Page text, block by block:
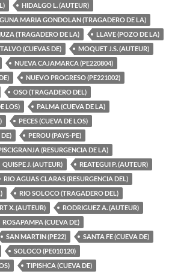
HIDALGO L. (AUTEUR)
MARIA GONDOLAN (TRAGADERO DE LA)
(TRAGADERO DE LA)
LLAVE (POZO DE LA)
(CUEVAS DE)
MOQUET J.S. (AUTEUR)
NUEVA CAJAMARCA (PE220804)
NUEVO PROGRESO (PE221002)
OSO (TRAGADERO DEL)
LOS)
PALMA (CUEVA DE LA)
PECES (CUEVA DE LOS)
PEROU (PAYS-PE)
(RESURGENCIA DE LA)
QUISPE J. (AUTEUR)
REATEGUI P. (AUTEUR)
RIO AGUAS CLARAS (RESURGENCIA DEL)
RIO SOLOCO (TRAGADERO DEL)
X. (AUTEUR)
RODRIGUEZ A. (AUTEUR)
ROSAPAMPA (CUEVA DE)
SAN MARTIN (PE22)
SANTA FE (CUEVA DE)
SOLOCO (PE010120)
TIPISHCA (CUEVA DE)